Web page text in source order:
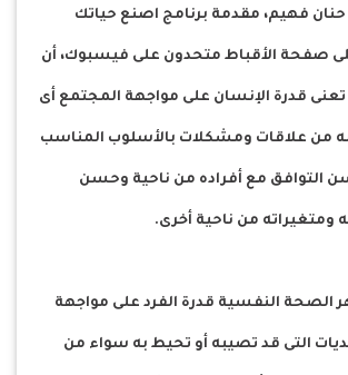
فهيم، مقدمة برنامج اصنع حياتك
صفحة الأقباط متحدون على فيسبوك، أن
قدرة الإنسان على مواجهة المجتمع أى
من علاقات ومشكلات بالأسلوب المناسب
التوافق مع أفراده من ناحية وحسن
ومتغيراته من ناحية أخرى.
الصحة النفسية قدرة الفرد على مواجهة
التى قد تصيبه أو تحيط به سواء من